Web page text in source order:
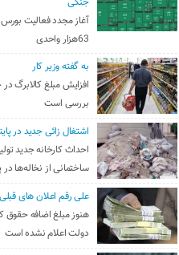
آغاز مجدد فعالیت
63هزار واحدی
به گفته وزیر کار
افزایش مبلغ کالابرگ
بررسی است
اشتغال زائی جدید در
احداث کارخانه جدید
ساختمانی از نخاله‌ها
علی رقم اعلان های قبلی
هنوز مبلغ اضافه حقوق
دولت اعلام نشده است